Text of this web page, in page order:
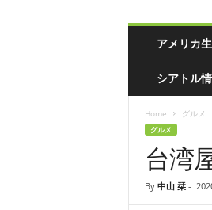
アメリカ
シアトル
Home グルメ
グルメ
台湾
By 中山 栞-